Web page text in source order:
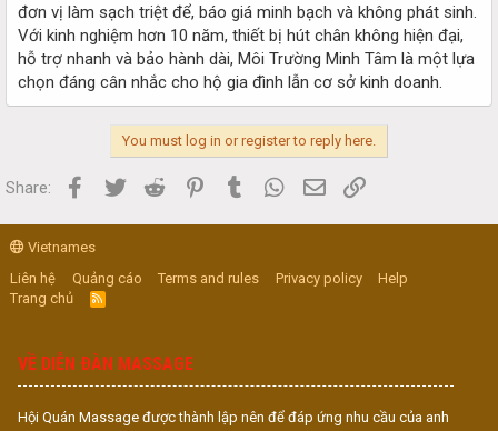
đơn vị làm sạch triệt để, báo giá minh bạch và không phát sinh.
Với kinh nghiệm hơn 10 năm, thiết bị hút chân không hiện đại,
hỗ trợ nhanh và bảo hành dài, Môi Trường Minh Tâm là một lựa
chọn đáng cân nhắc cho hộ gia đình lẫn cơ sở kinh doanh.
You must log in or register to reply here.
Share: Facebook
Twitter Reddit PinterestTumblr WhatsApp
Email
Vietnames
Liên hệ
Quảng cáo Terms and rules Privacy policy
Help
Trang chủ
R
S
VỀ DIỄN ĐÀN MASSAGE
Hội Quán Massage được thành lập nên để đáp ứng nhu cầu của anh